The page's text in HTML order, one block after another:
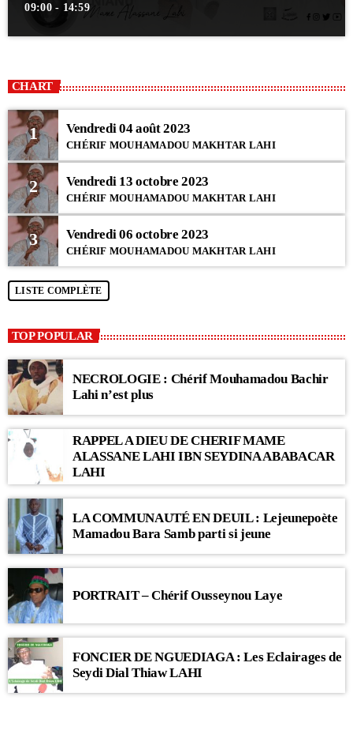
09:00 - 14:59
CHART
1 Vendredi 04 août 2023
CHÉRIF MOUHAMADOU MAKHTAR LAHI
2 Vendredi 13 octobre 2023
CHÉRIF MOUHAMADOU MAKHTAR LAHI
3 Vendredi 06 octobre 2023
CHÉRIF MOUHAMADOU MAKHTAR LAHI
LISTE COMPLÈTE
TOP POPULAR
NECROLOGIE : Chérif Mouhamadou Bachir
Lahi n’est plus
RAPPEL A DIEU DE CHERIF MAME
ALASSANE LAHI IBN SEYDINA ABABACAR
LAHI
LA COMMUNAUTÉ EN DEUIL : Lejeunepoète
Mamadou Bara Samb parti si jeune
PORTRAIT – Chérif Ousseynou Laye
FONCIER DE NGUEDIAGA : Les Eclairages de
Seydi Dial Thiaw LAHI